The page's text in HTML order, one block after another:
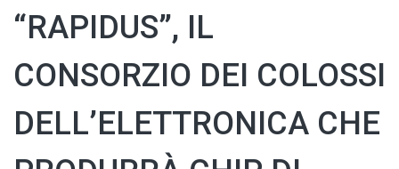
“RAPIDUS”, IL
CONSORZIO DEI COLOSSI
DELL’ELETTRONICA CHE